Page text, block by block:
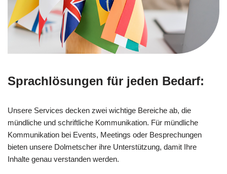
Sprachlösungen für jeden Bedarf:
Unsere Services decken zwei wichtige Bereiche ab, die
mündliche und schriftliche Kommunikation. Für mündliche
Kommunikation bei Events, Meetings oder Besprechungen
bieten unsere Dolmetscher ihre Unterstützung, damit Ihre
Inhalte genau verstanden werden.